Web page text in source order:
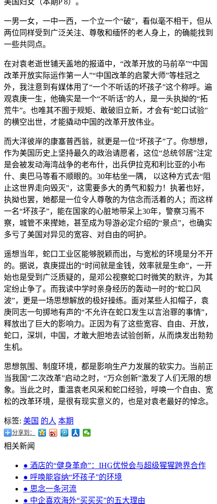
一男一女，一中一西，一个立一个“破”，看似毫不相干，但从
两位同样受到广泛关注、尊敬和缅怀的老人身上，的确能找到
一些共同点。
在对袁老逝世铺天盖地的报道中，“改革开放的马前卒”“中国
改革开放实际运作第一人”“中国改革的启蒙大师”等桂冠之
外，我注意到有媒体用了“一个不听话的坏孩子”这个称呼。遍
观袁庚一生，他确实是一个“不听话”的人，是一头执拗的“拓
荒牛”。也唯其不囿于规矩、敢破旧立新，才会有“蛇口试验”
的横空出世，才能撬动中国的改革开放伟业。
而大洋彼岸的康塞普西翁，就更是一位“坏孩子”了。你想想，
作为美国历史上坚持最久的政治请愿者，这位“总统邻居”注定
是会被发动海湾战争的老布什，出兵伊拉克和利比亚的小布
什、奥巴马等看不顺眼的。30年枯坐一隅， 以这种方式去“阻
止这世界走向毁灭”，这需要多大的勇气和毅力！执著也好，
执拗也罢，她都是一位令人尊敬的为信念而活着的人；而这样
一名“坏孩子”，能在国家的心脏地带呆上30年，警察习焉不
察，城管不来撵她，甚至成为导游必定介绍的“景点”，也确实
多亏了美国对异见的宽容、对自由的呵护。
遥想当年，蛇口工业区能够脱颖而出，与宽松的环境是分不开
的。据说，袁庚提出的“时间就是金钱，效率就是生命”，一开
始也是受到广泛质疑的，是邓公视察蛇口时微笑的默许，为其
定纷止争了。而我读中学时亲身经历的轰动一时的“蛇口风
波”，更是一场思想解放的极好操练。面对某些人扣帽子，袁
庚同志一句掷地有声的“不允许在蛇口发生以言治罪的事情”，
释放出了巨大的影响力。正因为有了这些宽容、自由、开放，
蛇口，深圳，中国，才敢大胆地去试验创新，从而焕发出勃勃
生机。
思想氛围、制度环境，都是影响生产力发展的软实力。当前正
当我国“二次改革”启动之时，“万众创新”激发了人们无限的想
象。当此之时，重温袁老风采和蛇口经验，呼唤一个自由、宽
松的改革环境，是很有现实意义的，也是对袁老最好的悼念。
标签: 美国 的人 本期
分享到：
相关新闻
● 酒店的“健身革命”：IHG优悦会与超级猩猩跨界合作
● 呼唤能容纳“坏孩子”的环境
● 思念一条河流
● 中企喜欢海外“买买买”的五大理由